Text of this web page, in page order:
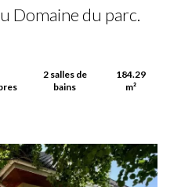
Domaine du parc.
2 salles de
bains
184.29
m²